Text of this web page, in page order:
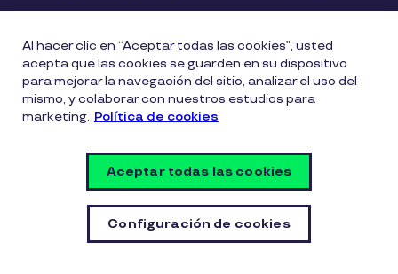
consumidores.uy@pluxeegroup.com
Centro de reclamos
Política de Cookies Políticas de privacidad
Configuración de cookies
Al hacer clic en “Aceptar todas las cookies”, usted
acepta que las cookies se guarden en su dispositivo
para mejorar la navegación del sitio, analizar el uso del
mismo, y colaborar con nuestros estudios para
marketing. Política de cookies
Configuración de cookies
Aceptar todas las cookies